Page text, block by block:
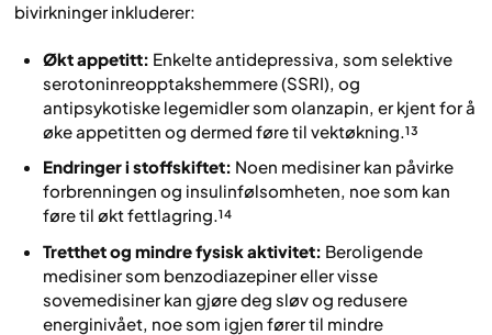
bivirkninger inkluderer:
Økt appetitt: Enkelte antidepressiva, som selektive
serotoninreopptakshemmere (SSRI), og
antipsykotiske legemidler som olanzapin, er kjent for å
øke appetitten og dermed føre til vektøkning.¹³
Endringer i stoffskiftet: Noen medisiner kan påvirke
forbrenningen og insulinfølsomheten, noe som kan
føre til økt fettlagring.¹⁴
Tretthet og mindre fysisk aktivitet: Beroligende
medisiner som benzodiazepiner eller visse
sovemedisiner kan gjøre deg sløv og redusere
energinivået, noe som igjen fører til mindre